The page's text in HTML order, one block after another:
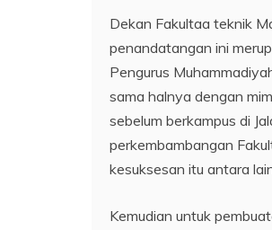
Dekan Fakultaa teknik
penandatangan ini
Pengurus
sama halnya dengan
sebelum berkampus di
perkembambangan
kesuksesan itu antara
Kemudian untuk